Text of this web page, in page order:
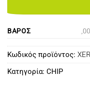
ΒΆΡΟΣ
Κωδικός προϊόντος:
Κατηγορία: CHIP